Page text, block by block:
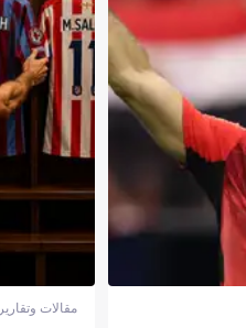
مقالات